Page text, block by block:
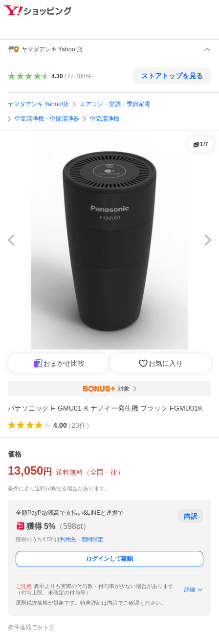
ヤマダデンキ Yahoo!店
4.30（77,308件） ストアトップを見る
ヤマダデンキ Yahoo!店 エアコン・空調・季節家電
空気清浄機・空間清浄器 空気清浄機
1/7
おまかせ比較 お気に入り
対象
パナソニック F-GMU01-K ナノイー発生機 ブラック FGMU01K
4.00（23件）
価格
13,050 円 送料無料 （全国一律）
条件により送料が異なる場合があります。
全額PayPay残高で支払い&LINEと連携で
獲得 5% （598pt）
獲得のうち4.5%は利用先・期間限定
内訳
ログインして確認
ご注意 表示よりも実際の付与数・付与率が少ない場合があります
（付与上限、未確定の付与等）
詳細
原則税抜価格が対象です。特典詳細は内訳でご確認ください。
条件達成でおトク